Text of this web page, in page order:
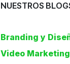
NUESTROS
Branding y
Video Marketing